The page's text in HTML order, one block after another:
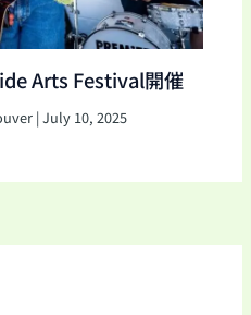
Arts Festival開催
|July 10, 2025